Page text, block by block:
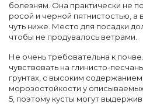
болезням. Она практически не
росой и черной пятнистостью, а
чуть ниже. Место для посадки
чтобы не продувалось ветрами.
Не очень требовательна к
чувствовать на глинисто-
грунтах, с высоким содержанием
морозостойкости у
5, поэтому кусты могут